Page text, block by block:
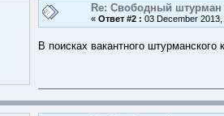
Re: Свободный штурман
« Ответ #2 : 03 December
В поисках вакантного